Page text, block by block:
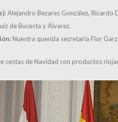
Alejandro Bezares González, Ricardo
de Bucesta y Álvarez.
Nuestra querida secretaria Flor
cestas de Navidad con productos